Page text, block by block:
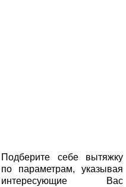
Подберите себе вытяжку
по параметрам, указывая
интересующие Вас